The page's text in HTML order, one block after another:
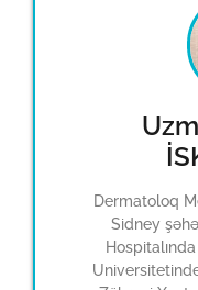
Dermatoloq
Sidney